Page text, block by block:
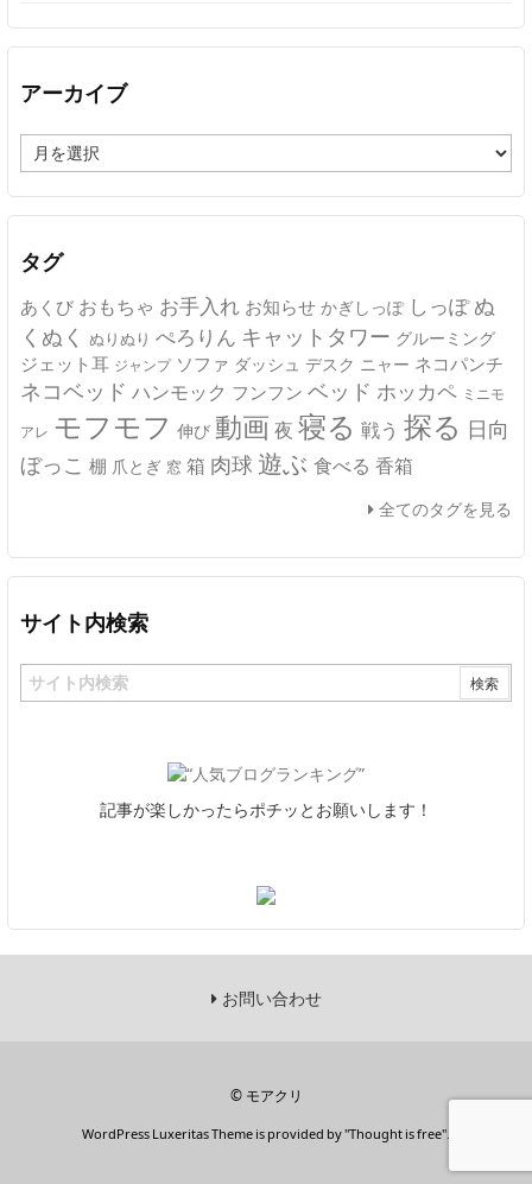
アーカイブ
ー
カ
イ
タグ
あくび おもちゃ お手入れ お知らせ かぎしっぽ しっぽ ぬ
くぬく ぬりぬり ぺろりん キャットタワー グルーミング
ジェット耳 ジャンプ ソファ ダッシュ デスク ニャー ネコパンチ
ネコベッド ハンモック フンフン ベッド ホッカペ ミニモ
アレ モフモフ 伸び 動画 夜 寝る 戦う 探る 日向
ぼっこ 棚 爪とぎ 窓 箱 肉球 遊ぶ 食べる 香箱
全てのタグを見る
サイト内検索
記事が楽しかったらポチッとお願いします！
お問い合わせ
© モアクリ
WordPress Luxeritas Theme is provided by "Thought is free".